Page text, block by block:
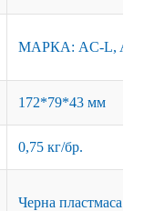
МАРКА: AC-L, AC-
172*79*43 мм
0,75 кг/бр.
Черна пластмаса